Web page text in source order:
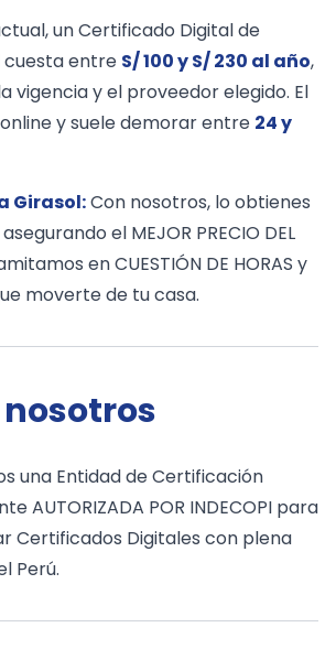
un Certificado Digital de
cuesta entre S/ 100 y S/ 230 al año,
vigencia y el proveedor elegido. El
y suele demorar entre 24 y
Girasol:Con nosotros, lo obtienes
asegurando el MEJOR PRECIO DEL
en CUESTIÓN DE HORAS y
moverte de tu casa.
nosotros
una Entidad de Certificación
AUTORIZADA POR INDECOPI para
Certificados Digitales con plena
Perú.